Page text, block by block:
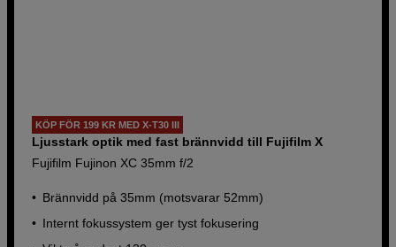
KÖP FÖR 199 KR MED X-T30 III
Ljusstark optik med fast brännvidd till Fujifilm X
Fujifilm Fujinon XC 35mm f/2
Brännvidd på 35mm (motsvarar 52mm)
Internt fokussystem ger tyst fokusering